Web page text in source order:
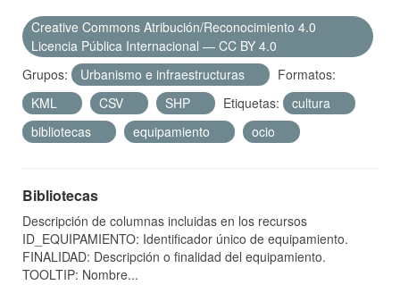
Creative Commons Atribución/Reconocimiento 4.0
Licencia Pública Internacional — CC BY 4.0
Grupos:
Urbanismo e infraestructuras
Formatos:
KML
CSV SHP Etiquetas:
cultura
bibliotecas
equipamiento ocio
Bibliotecas
Descripción de columnas incluidas en los recursos
ID_EQUIPAMIENTO: Identificador único de equipamiento.
FINALIDAD: Descripción o finalidad del equipamiento.
TOOLTIP: Nombre...